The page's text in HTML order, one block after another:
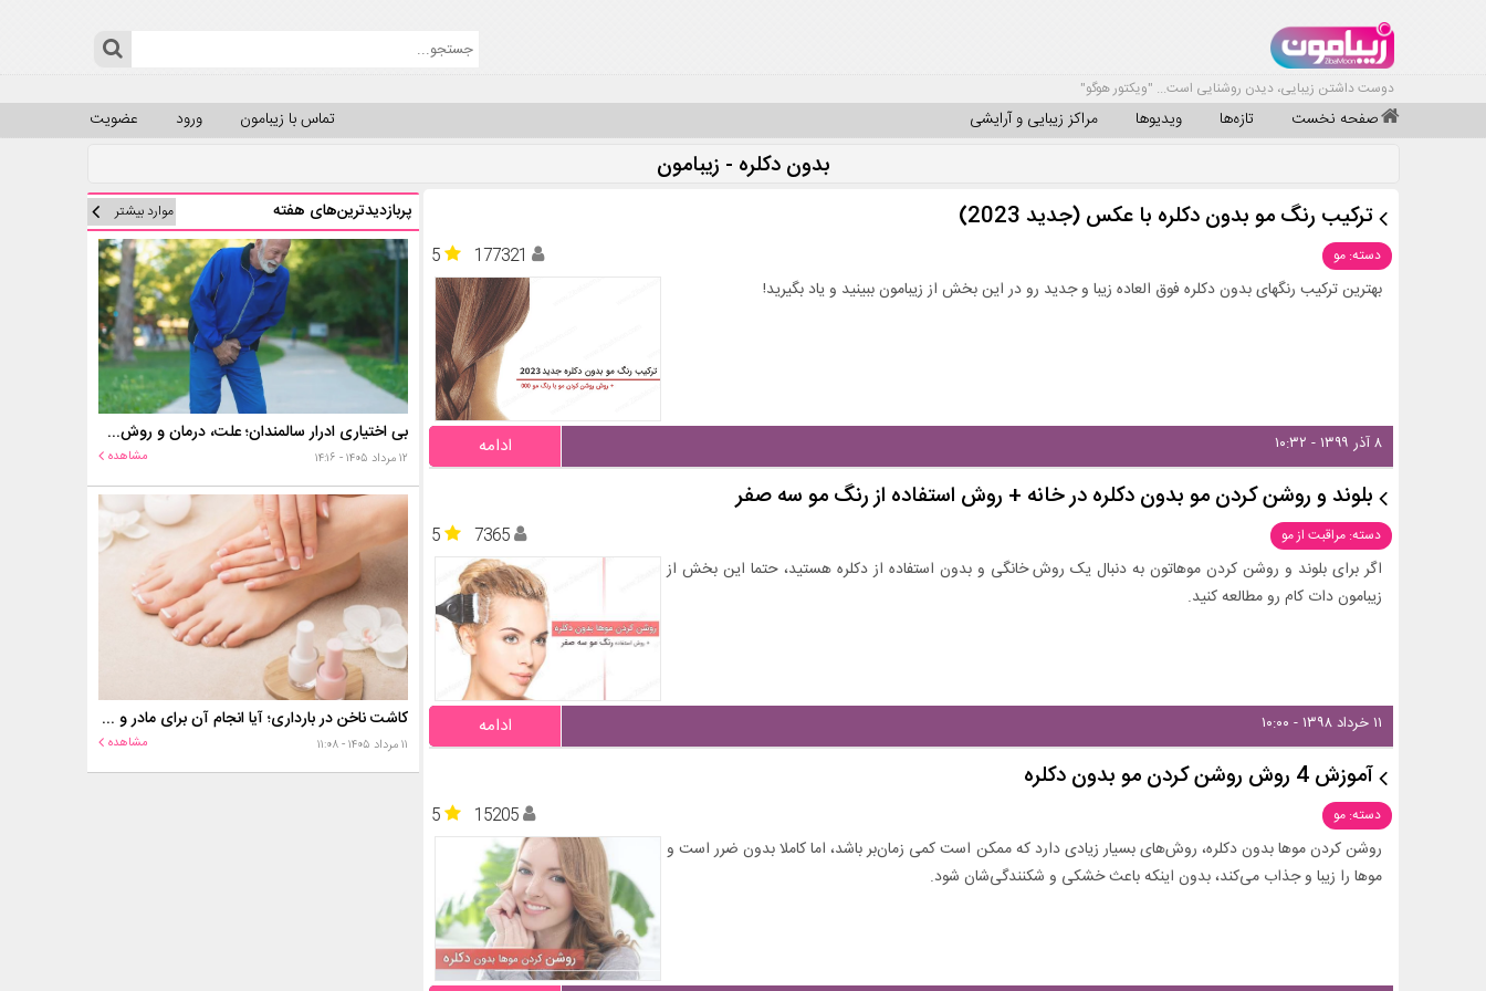
دوست داشتن زیبایی، دیدن روشنایی است... "ویکتور هوگو"
صفحه نخست تازه‌ها ویدیوها مراکز زیبایی و آرایشی عضویت ورود تماس با زیبامون
بدون دکلره - زیبامون
ترکیب رنگ مو بدون دکلره با عکس (جدید 2023)
دسته: مو 5
177321
بهترین ترکیب رنگهای بدون دکلره فوق العاده زیبا و جدید رو در این بخش از زیبامون ببینید و یاد بگیرید!
۸ آذر ۱۳۹۹ - ۱۰:۳۲ ادامه
بلوند و روشن کردن مو بدون دکلره در خانه + روش استفاده از رنگ مو سه صفر
دسته: مراقبت از مو 5
7365
اگر برای بلوند و روشن کردن موهاتون به دنبال یک روش خانگی و بدون استفاده از دکلره هستید، حتما این بخش از
زیبامون دات کام رو مطالعه کنید.
۱۱ خرداد ۱۳۹۸ - ۱۰:۰۰ ادامه
آموزش 4 روش روشن کردن مو بدون دکلره
دسته: مو 5
15205
روشن کردن موها بدون دکلره، روش‌های بسیار زیادی دارد که ممکن است کمی زمان‌بر باشد، اما کاملا بدون ضرر است و
موها را زیبا و جذاب می‌کند، بدون اینکه باعث خشکی و شکنندگی‌شان شود.
پربازدیدترین‌های هفته موارد بیشتر
بی اختیاری ادرار سالمندان؛ علت، درمان و روش‌های کنترل در منزل
۱۲ مرداد ۱۴۰۵ - ۱۴:۱۶ مشاهده
کاشت ناخن در بارداری؛ آیا انجام آن برای مادر و جنین خطر دارد؟
۱۱ مرداد ۱۴۰۵ - ۱۱:۰۸ مشاهده